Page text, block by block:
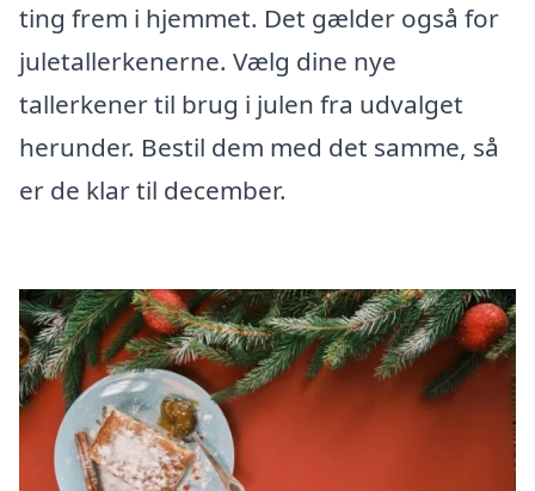
ting frem i hjemmet. Det gælder også for
juletallerkenerne. Vælg dine nye
tallerkener til brug i julen fra udvalget
herunder. Bestil dem med det samme, så
er de klar til december.